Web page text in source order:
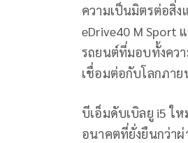
ความเป็นมิตรต่อสิ่ง
eDrive40 M Sport
รถยนต์ที่มอบทั้งคว
เชื่อมต่อกับโลกภาย
บีเอ็มดับเบิลยู i5 ใ
อนาคตที่ยั่งยืนกว่า